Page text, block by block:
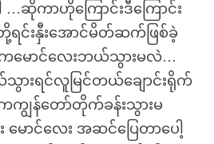
ဆိုကာဟိုကြောင်းဒီကြောင်း
င်းနှီးအောင်မိတ်ဆက်ဖြစ်ခဲ့
မောင်လေးဘယ်သွားမလဲ…
းရင်လူမြင်တယ်ချောင်းရိုက်
ကကျွန်တော်တိုက်ခန်းသွားမ
မောင်လေး အဆင်ပြေတာပေါ့